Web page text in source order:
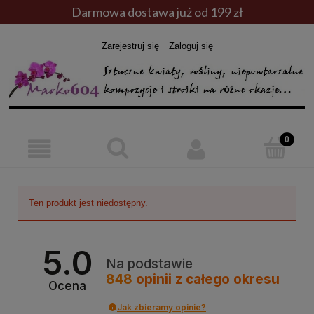
Darmowa dostawa już od 199 zł
Zarejestruj się Zaloguj się
Ten produkt jest niedostępny.
5.0
Ocena
Na podstawie
848 opinii z całego okresu
Jak zbieramy opinie?